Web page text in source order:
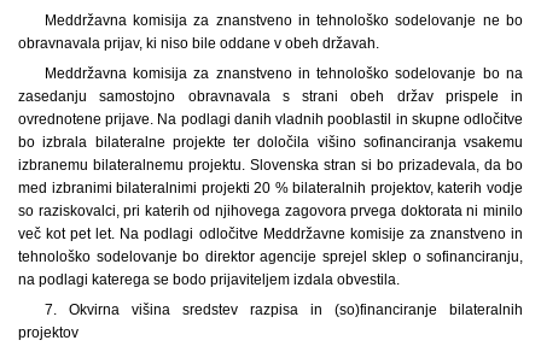
Meddržavna komisija za znanstveno in tehnološko sodelovanje ne bo
obravnavala prijav, ki niso bile oddane v obeh državah.
Meddržavna komisija za znanstveno in tehnološko sodelovanje bo na
zasedanju samostojno obravnavala s strani obeh držav prispele in
ovrednotene prijave. Na podlagi danih vladnih pooblastil in skupne odločitve
bo izbrala bilateralne projekte ter določila višino sofinanciranja vsakemu
izbranemu bilateralnemu projektu. Slovenska stran si bo prizadevala, da bo
med izbranimi bilateralnimi projekti 20 % bilateralnih projektov, katerih vodje
so raziskovalci, pri katerih od njihovega zagovora prvega doktorata ni minilo
več kot pet let. Na podlagi odločitve Meddržavne komisije za znanstveno in
tehnološko sodelovanje bo direktor agencije sprejel sklep o sofinanciranju,
na podlagi katerega se bodo prijaviteljem izdala obvestila.
7. Okvirna višina sredstev razpisa in (so)financiranje bilateralnih
projektov